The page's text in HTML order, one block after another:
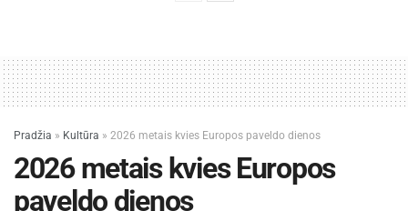
Pradžia » Kultūra » 2026 metais kvies Europos paveldo dienos
2026 metais kvies Europos
paveldo dienos